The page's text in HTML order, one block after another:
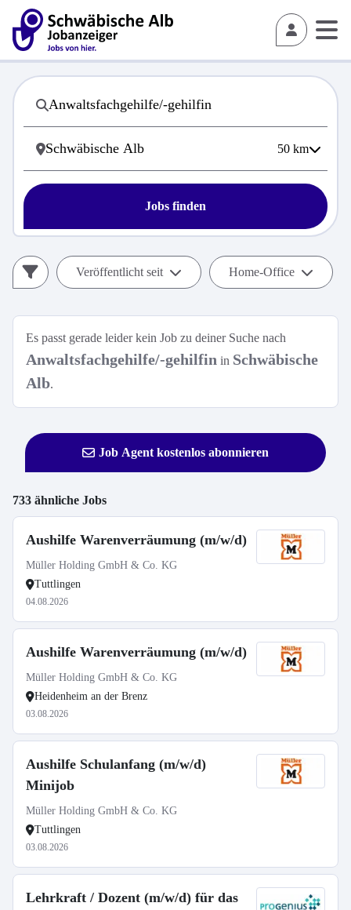
50 km
Jobs finden
Veröffentlicht seit Home-Office
Es passt gerade leider kein Job zu deiner Suche nach
Anwaltsfachgehilfe/-gehilfin in Schwäbische
Alb.
Job Agent kostenlos abonnieren
733 ähnliche Jobs
Aushilfe Warenverräumung (m/w/d)
Müller Holding GmbH & Co. KG
Tuttlingen
04.08.2026
Aushilfe Warenverräumung (m/w/d)
Müller Holding GmbH & Co. KG
Heidenheim an der Brenz
03.08.2026
Aushilfe Schulanfang (m/w/d)
Minijob
Müller Holding GmbH & Co. KG
Tuttlingen
03.08.2026
Lehrkraft / Dozent (m/w/d) für das